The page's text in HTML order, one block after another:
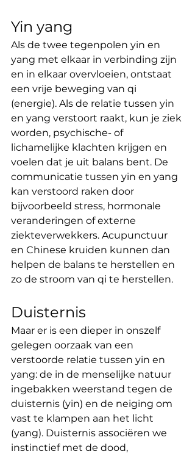
Yin yang
Als de twee tegenpolen yin en
yang met elkaar in verbinding zijn
en in elkaar overvloeien, ontstaat
een vrije beweging van qi
(energie). Als de relatie tussen yin
en yang verstoort raakt, kun je ziek
worden, psychische- of
lichamelijke klachten krijgen en
voelen dat je uit balans bent. De
communicatie tussen yin en yang
kan verstoord raken door
bijvoorbeeld stress, hormonale
veranderingen of externe
ziekteverwekkers. Acupunctuur
en Chinese kruiden kunnen dan
helpen de balans te herstellen en
zo de stroom van qi te herstellen.
Duisternis
Maar er is een dieper in onszelf
gelegen oorzaak van een
verstoorde relatie tussen yin en
yang: de in de menselijke natuur
ingebakken weerstand tegen de
duisternis (yin) en de neiging om
vast te klampen aan het licht
(yang). Duisternis associëren we
instinctief met de dood,